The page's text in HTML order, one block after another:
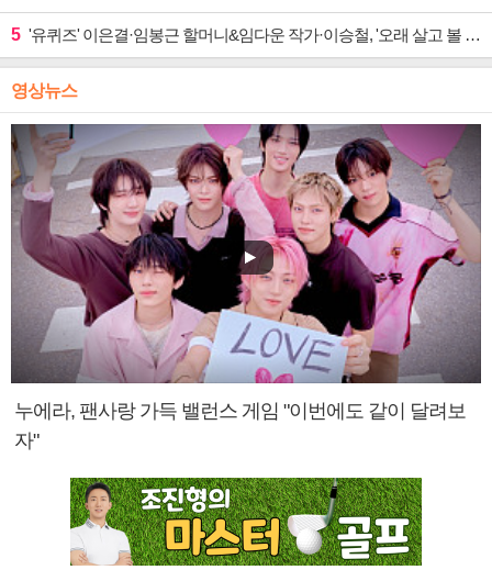
5 '유퀴즈' 이은결·임봉근 할머니&임다운 작가·이승철, '오래 살고 볼 일' 특집 출격
영상뉴스
누에라, 팬사랑 가득 밸런스 게임 "이번에도 같이 달려보
자"